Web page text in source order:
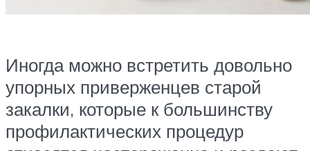
Иногда можно встретить довольно
упорных приверженцев старой
закалки, которые к большинству
профилактических процедур